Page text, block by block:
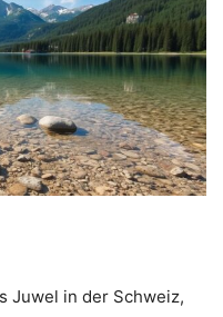
Juwel in der Schweiz,